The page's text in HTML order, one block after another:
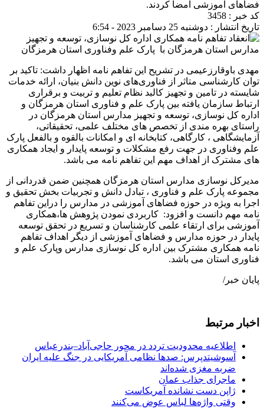
فضاهای آموزشی امضا کردند.
کد خبر : 3458
تاریخ انتشار : دوشنبه 25 دسامبر 2023 - 6:54
مهدی باوقارزعیمی در تشریح این تفاهم نامه اظهار داشت: تاکید بر
توان کارشناسی متاثر از فناوری‌های نوین دانش بنیان، ارائه خدمات
شایسته در تامین و تجهیز کالبد نظام تعلیم و تربیت و برقراری
ارتباط سازمان یافته بین پارک علم و فناوری استان هرمزگان و
اداره کل نوسازی، توسعه و تجهیز مدارس استان هرمزگان در
راستای بهره مندی از تخصص های مختلف علمی، تحقیقاتی،
آزمایشگاهی ، کارگاهی، کتابخانه ای و امکانات بالقوه و بالفعل پارک
علم وفناوری در جهت رفع مشکلات و توسعه پایدار و ایجاد همکاری
های مشترک از اهداف مهم این تفاهم نامه می باشد.
مدیرکل نوسازی مدارس استان هرمزگان همچنین ضمن قدردانی از
مجموعه پارک علم و فناوری ، تبادل دانش و تجربیات بخش تحقیق و
اجرا به ویژه در حوزه فضاهای آموزشی در مدارس را دراین تفاهم
نامه مهم دانست و افزود: کاربردی نمودن پژوهش ها،همکاری
آموزشی برای ارتقاء علمی کارشناسان و تسریع در تحقق توسعه
پایدار در حوزه مدارس و فضاهای آموزشی از دیگر اهداف تفاهم
نامه همکاری مشترک بین اداره کل نوسازی مدارس وپارک علم و
فناوری استان می باشد.
پایان خبر/
اخبار مرتبط
اطلاعیه محدودیت تردد در محور حاجی‌آباد–بندرعباس
آسوشیتدپرس: صدها نظامی آمریکایی در جنگ علیه ایران
ضربه مغزی شده‌اند
ماجرای جذاب عمان
ژاپن دست نشانده آمریکاست
وقتی واژه‌ها لباس عوض می‌کنند